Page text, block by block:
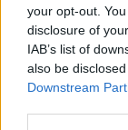
your opt-out.
disclosure of
IAB’s list of
also be
Downstream